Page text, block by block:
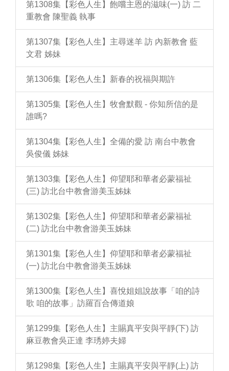
第1308集【彩色人生】飽嚐主恩的滋味(一) 訪 二
重教會 陳聖義 執事
第1307集【彩色人生】主尋迷羊 訪 內新教會 藍
文君 姊妹
第1306集【彩色人生】新春的祝福與期許
第1305集【彩色人生】牧會默觀 - 你知所信的是
誰嗎?
第1304集【彩色人生】全備的愛 訪 南台中教會
吳俊儀 姊妹
第1303集【彩色人生】仰望耶和華者必蒙福祉
(三) 訪北台中教會游美玉姊妹
第1302集【彩色人生】仰望耶和華者必蒙福祉
(二) 訪北台中教會游美玉姊妹
第1301集【彩色人生】仰望耶和華者必蒙福祉
(一) 訪北台中教會游美玉姊妹
第1300集【彩色人生】喜悅姐姐說故事「咱的詩
歌 咱的故事」訪羅百合傳道娘
第1299集【彩色人生】主賜真平安與平靜(下) 訪
麻豆教會吳正達 李琇婷夫婦
第1298集【彩色人生】主賜真平安與平靜(上) 訪